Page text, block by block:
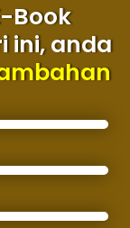
Book
ini, anda